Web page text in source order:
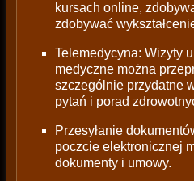
kursach online,
zdobywać
Telemedycyna: Wizyty
medyczne można
szczególnie przydatne
pytań i porad
Przesyłanie
poczcie elektronicznej
dokumenty i umowy.